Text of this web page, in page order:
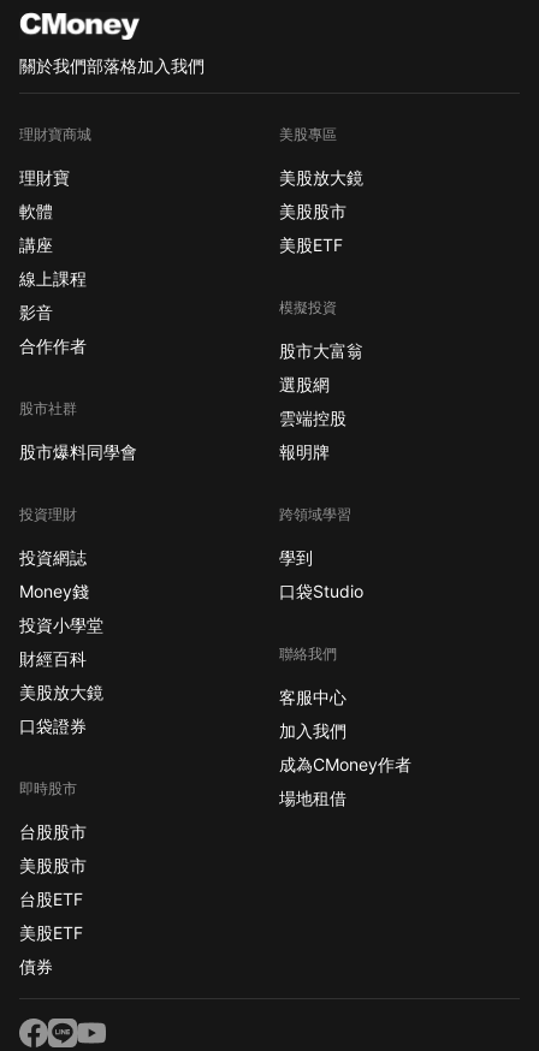
關於我們部落格加入我們
理財寶商城
理財寶
軟體
講座
線上課程
影音
合作作者
股市社群
股市爆料同學會
投資理財
投資網誌
Money錢
投資小學堂
財經百科
美股放大鏡
口袋證券
即時股市
台股股市
美股股市
台股ETF
美股ETF
債券
美股專區
美股放大鏡
美股股市
美股ETF
模擬投資
股市大富翁
選股網
雲端控股
報明牌
跨領域學習
學到
口袋Studio
聯絡我們
客服中心
加入我們
成為CMoney作者
場地租借